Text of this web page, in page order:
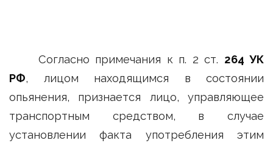
Согласно примечания к п. 2 ст. 264 УК
РФ, лицом находящимся в состоянии
опьянения, признается лицо, управляющее
транспортным средством, в случае
установлении факта употребления этим